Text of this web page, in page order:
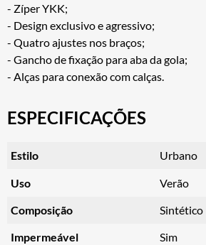
- Zíper YKK;
- Design exclusivo e agressivo;
- Quatro ajustes nos braços;
- Gancho de fixação para aba da gola;
- Alças para conexão com calças.
ESPECIFICAÇÕES
Estilo Urbano
Uso Verão
Composição Sintético
Impermeável Sim